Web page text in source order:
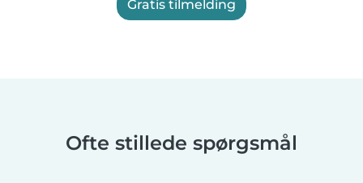
Gratis tilmelding
Ofte stillede spørgsmål